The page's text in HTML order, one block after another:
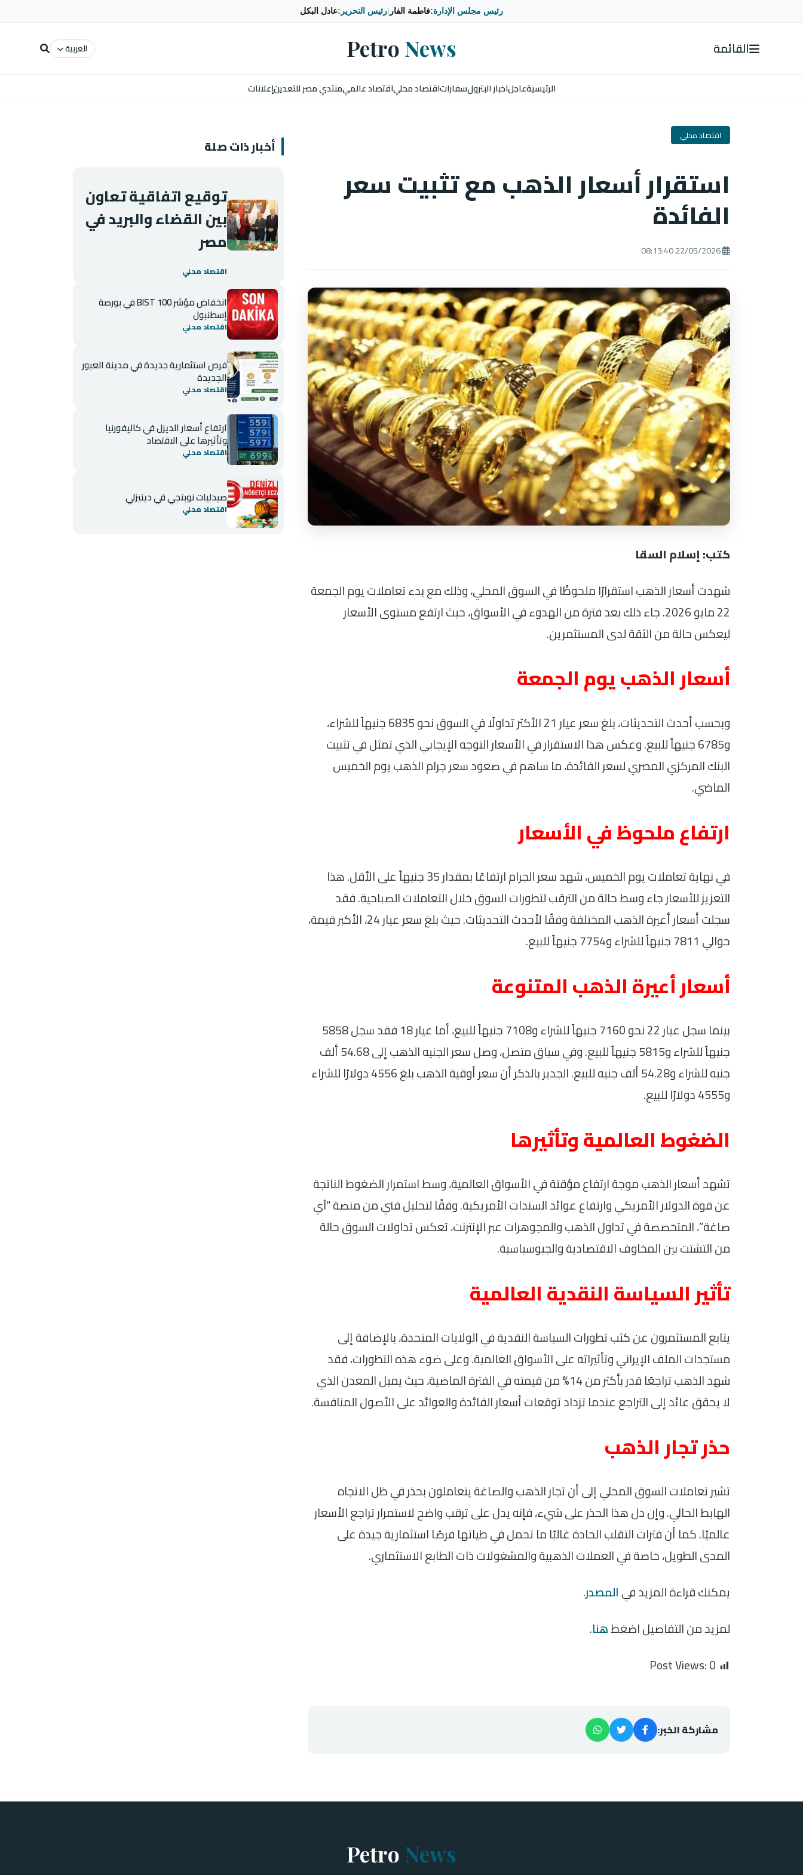
رئيس مجلس الإدارة:فاطمة الفار رئيس التحرير:عادل البكل
القائمة Petro News العربية
الرئيسيةعاجلاخبار البترولسفاراتاقتصاد محلياقتصاد عالميمنتدي مصر للتعدينإعلانات
اقتصاد محلي
استقرار أسعار الذهب مع تثبيت سعر
الفائدة
كتب: إسلام السقا
شهدت أسعار الذهب استقرارًا ملحوظًا في السوق المحلي، وذلك مع بدء تعاملات يوم الجمعة
22 مايو 2026. جاء ذلك بعد فترة من الهدوء في الأسواق، حيث ارتفع مستوى الأسعار
ليعكس حالة من الثقة لدى المستثمرين.
أسعار الذهب يوم الجمعة
وبحسب أحدث التحديثات، بلغ سعر عيار 21 الأكثر تداولًا في السوق نحو 6835 جنيهاً للشراء،
و6785 جنيهاً للبيع. وعكس هذا الاستقرار في الأسعار التوجه الإيجابي الذي تمثل في تثبيت
البنك المركزي المصري لسعر الفائدة، ما ساهم في صعود سعر جرام الذهب يوم الخميس
الماضي.
ارتفاع ملحوظ في الأسعار
في نهاية تعاملات يوم الخميس، شهد سعر الجرام ارتفاعًا بمقدار 35 جنيهاً على الأقل. هذا
التعزيز للأسعار جاء وسط حالة من الترقب لتطورات السوق خلال التعاملات الصباحية. فقد
سجلت أسعار أعيرة الذهب المختلفة وفقًا لأحدث التحديثات. حيث بلغ سعر عيار 24، الأكبر قيمة،
حوالي 7811 جنيهاً للشراء و7754 جنيهاً للبيع.
أسعار أعيرة الذهب المتنوعة
بينما سجل عيار 22 نحو 7160 جنيهاً للشراء و7108 جنيهاً للبيع، أما عيار 18 فقد سجل 5858
جنيهاً للشراء و5815 جنيهاً للبيع. وفي سياق متصل، وصل سعر الجنيه الذهب إلى 54.68 ألف
جنيه للشراء و54.28 ألف جنيه للبيع. الجدير بالذكر أن سعر أوقية الذهب بلغ 4556 دولارًا للشراء
و4555 دولارًا للبيع.
الضغوط العالمية وتأثيرها
تشهد أسعار الذهب موجة ارتفاع مؤقتة في الأسواق العالمية، وسط استمرار الضغوط الناتجة
عن قوة الدولار الأمريكي وارتفاع عوائد السندات الأمريكية. وفقًا لتحليل فني من منصة “آي
صاغة”، المتخصصة في تداول الذهب والمجوهرات عبر الإنترنت، تعكس تداولات السوق حالة
من التشتت بين المخاوف الاقتصادية والجيوسياسية.
تأثير السياسة النقدية العالمية
يتابع المستثمرون عن كثب تطورات السياسة النقدية في الولايات المتحدة، بالإضافة إلى
مستجدات الملف الإيراني وتأثيراته على الأسواق العالمية. وعلى ضوء هذه التطورات، فقد
شهد الذهب تراجعًا قدر بأكثر من 14% من قيمته في الفترة الماضية، حيث يميل المعدن الذي
لا يحقق عائد إلى التراجع عندما تزداد توقعات أسعار الفائدة والعوائد على الأصول المنافسة.
حذر تجار الذهب
تشير تعاملات السوق المحلي إلى أن تجار الذهب والصاغة يتعاملون بحذر في ظل الاتجاه
الهابط الحالي. وإن دل هذا الحذر على شيء، فإنه يدل على ترقب واضح لاستمرار تراجع الأسعار
عالميًا. كما أن فترات التقلب الحادة غالبًا ما تحمل في طياتها فرصًا استثمارية جيدة على
المدى الطويل، خاصة في العملات الذهبية والمشغولات ذات الطابع الاستثماري.
يمكنك قراءة المزيد فيالمصدر.
لمزيد من التفاصيل اضغطهنا.
Post Views:0
مشاركة الخبر:
أخبار ذات صلة
توقيع اتفاقية تعاون
بين القضاء والبريد في
مصر
اقتصاد محلي
انخفاض مؤشر BIST 100 في بورصة
إسطنبول
اقتصاد محلي
فرص استثمارية جديدة في مدينة العبور
الجديدة
اقتصاد محلي
ارتفاع أسعار الديزل في كاليفورنيا
وتأثيرها على الاقتصاد
اقتصاد محلي
صيدليات نوبتجي في دينيزلي
اقتصاد محلي
Petro News